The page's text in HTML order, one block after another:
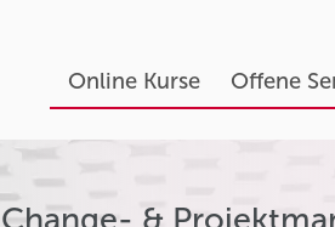
Online Kurse Offene